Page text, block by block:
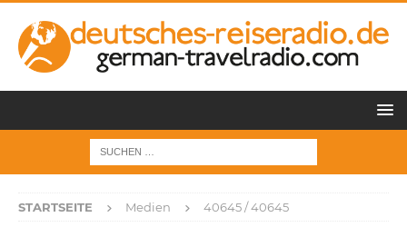
STARTSEITE Medien 40645 / 40645